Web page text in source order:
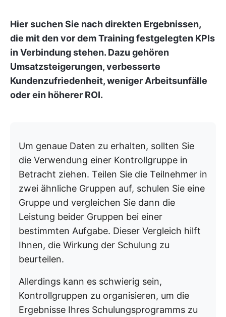
Hier suchen Sie nach direkten Ergebnissen,
die mit den vor dem Training festgelegten KPIs
in Verbindung stehen. Dazu gehören
Umsatzsteigerungen, verbesserte
Kundenzufriedenheit, weniger Arbeitsunfälle
oder ein höherer ROI.
Um genaue Daten zu erhalten, sollten Sie
die Verwendung einer Kontrollgruppe in
Betracht ziehen. Teilen Sie die Teilnehmer in
zwei ähnliche Gruppen auf, schulen Sie eine
Gruppe und vergleichen Sie dann die
Leistung beider Gruppen bei einer
bestimmten Aufgabe. Dieser Vergleich hilft
Ihnen, die Wirkung der Schulung zu
beurteilen.
Allerdings kann es schwierig sein,
Kontrollgruppen zu organisieren, um die
Ergebnisse Ihres Schulungsprogramms zu